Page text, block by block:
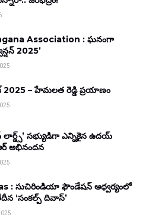
Association : ఘనంగా
2025’
2025 – హేమలత రెడ్డి ప్రయాణం
సభ్యుడిగా ఎన్నికైన ఉదయ్
అభినందన
: సుచిరిండియా ఫౌండేషన్ ఆధ్వర్యంలో
‘సంకల్ప్ దివాస్’